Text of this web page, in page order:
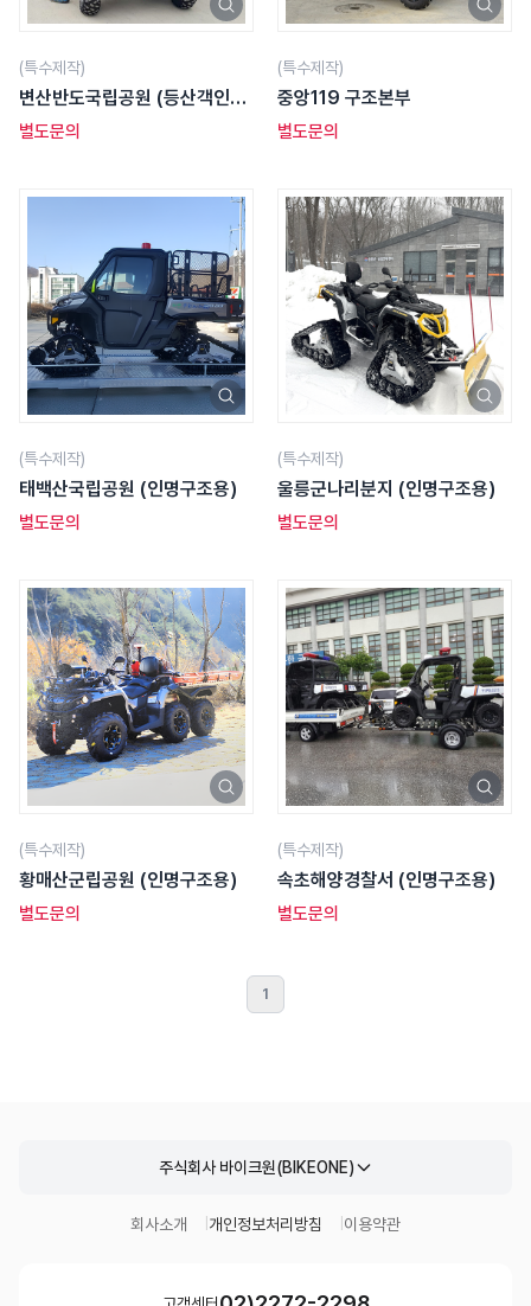
(특수제작)
변산반도국립공원 (등산객인명
구조용)
별도문의
(특수제작)
중앙119 구조본부
별도문의
(특수제작)
태백산국립공원 (인명구조용)
별도문의
(특수제작)
울릉군나리분지 (인명구조용)
별도문의
(특수제작)
황매산군립공원 (인명구조용)
별도문의
(특수제작)
속초해양경찰서 (인명구조용)
별도문의
1
주식회사 바이크원(BIKEONE)
회사소개 개인정보처리방침 이용약관